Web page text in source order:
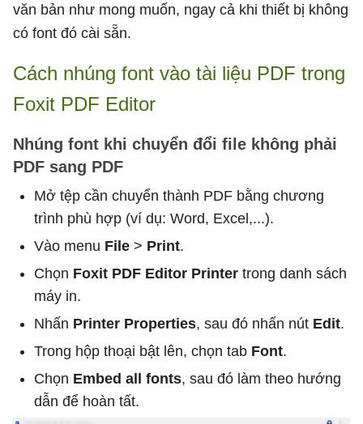
văn bản như mong muốn, ngay cả khi thiết bị không
có font đó cài sẵn.
Cách nhúng font vào tài liệu PDF trong
Foxit PDF Editor
Nhúng font khi chuyển đổi file không phải
PDF sang PDF
Mở tệp cần chuyển thành PDF bằng chương
trình phù hợp (ví dụ: Word, Excel,...).
Vào menu File > Print.
Chọn Foxit PDF Editor Printer trong danh sách
máy in.
Nhấn Printer Properties, sau đó nhấn nút Edit.
Trong hộp thoại bật lên, chọn tab Font.
Chọn Embed all fonts, sau đó làm theo hướng
dẫn để hoàn tất.